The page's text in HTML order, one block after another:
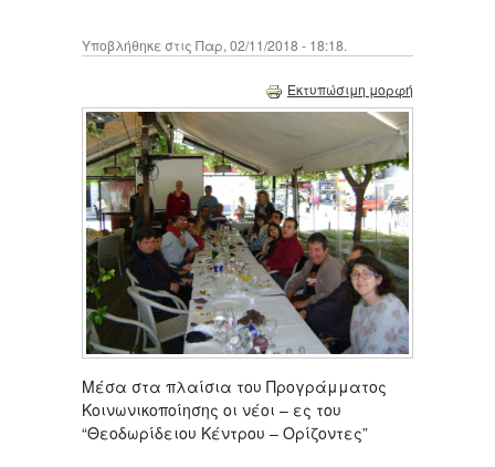
Υποβλήθηκε στις Παρ, 02/11/2018 - 18:18.
Εκτυπώσιμη μορφή
Μέσα στα πλαίσια του Προγράμματος
Κοινωνικοποίησης οι νέοι – ες του
“Θεοδωρίδειου Κέντρου – Ορίζοντες”